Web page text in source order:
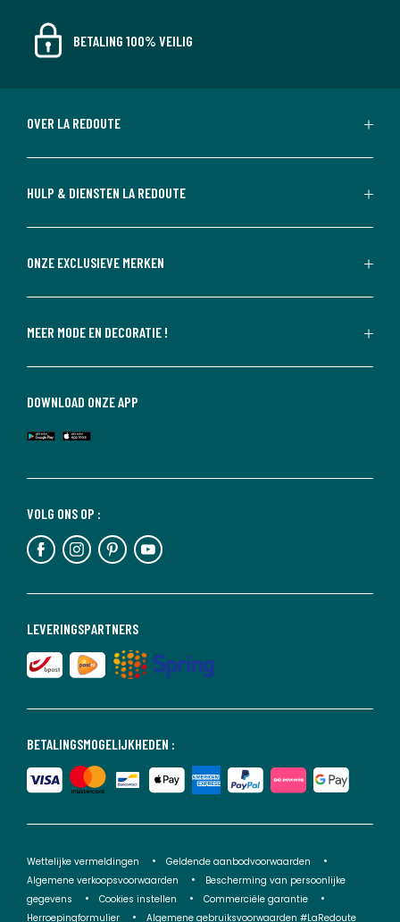
BETALING 100% VEILIG
OVER LA REDOUTE
HULP & DIENSTEN LA REDOUTE
ONZE EXCLUSIEVE MERKEN
MEER MODE EN DECORATIE !
BETALINGSMOGELIJKHEDEN :
LEVERINGSPARTNERS
VOLG ONS OP :
DOWNLOAD ONZE APP
Wettelijke vermeldingen
Geldende aanbodvoorwaarden
Algemene verkoopsvoorwaarden
Bescherming van persoonlijke
gegevens
Cookies instellen
Commerciële garantie
Herroepingformulier
Algemene gebruiksvoorwaarden #LaRedoute